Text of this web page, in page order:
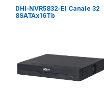
DHI-NVR5832-EI Canale 32
8SATAx16Tb